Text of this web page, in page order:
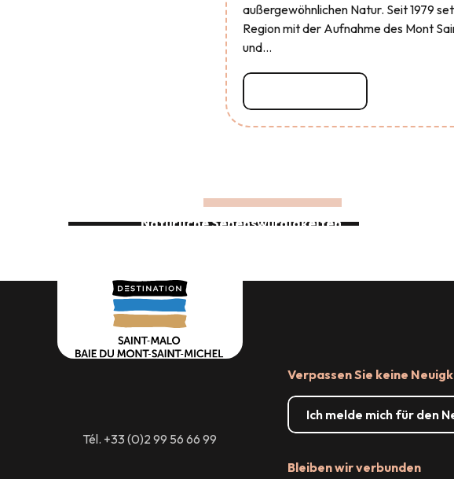
außergewöhnlichen Natur. Seit 1979
Region mit der Aufnahme des Mont
und...
Land der Wanderungen
Natürliche Sehenswürdigkeiten
Tél. +33 (0)2 99 56 66 99
Verpassen Sie keine
Ich melde mich für den
Bleiben wir verbunden